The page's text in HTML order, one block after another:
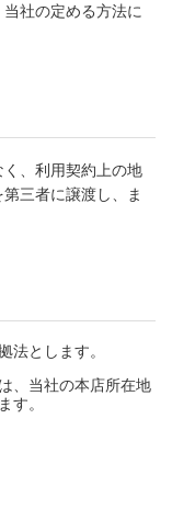
社の定める方法に
、利用契約上の地
三者に譲渡し、ま
法とします。
、当社の本店所在地
す。